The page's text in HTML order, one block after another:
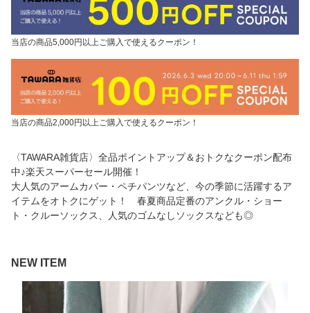
当店の商品5,000円以上ご購入で使えるクーポン！
当店の商品2,000円以上ご購入で使えるクーポン！
〈TAWARA雑貨店〉全品ポイントアップ＆おトクなクーポン配布
中♪楽天スーパーセール開催！
大人気のアームカバー・ペチパンツなど、今の季節に活躍するア
イテムをオトクにゲット！ 春夏商品定番のアンクル・ショー
ト・クルーソックス、人気のゴムなしソックスなども◎
NEW ITEM